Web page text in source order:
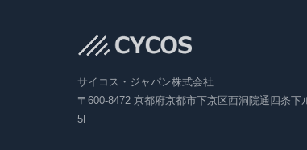
サイコス・ジャパン株式会社
〒600-8472 京都府京都市下京区西洞院通四条下
5F